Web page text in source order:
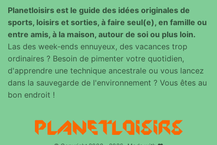
Planetloisirs est le guide des idées originales de
sports, loisirs et sorties, à faire seul(e), en famille ou
entre amis, à la maison, autour de soi ou plus loin.
Las des week-ends ennuyeux, des vacances trop
ordinaires ? Besoin de pimenter votre quotidien,
d'apprendre une technique ancestrale ou vous lancez
dans la sauvegarde de l'environnement ? Vous êtes au
bon endroit !